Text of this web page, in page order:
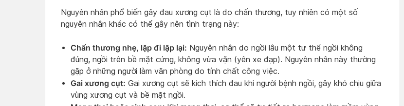
Nguyên nhân phổ biến gây đau xương cụt là do chấn thương, tuy nhiên có một số
nguyên nhân khác có thể gây nên tình trạng này:
Chấn thương nhẹ, lặp đi lặp lại: Nguyên nhân do ngồi lâu một tư thế ngồi không
đúng, ngồi trên bề mặt cứng, không vừa vặn (yên xe đạp). Nguyên nhân này thường
gặp ở những người làm văn phòng do tính chất công việc.
Gai xương cụt: Gai xương cụt sẽ kích thích đau khi người bệnh ngồi, gây khó chịu giữa
vùng xương cụt và bề mặt ngồi.